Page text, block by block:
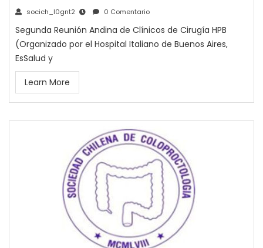
socich_l0gnt2 0 Comentario
Segunda Reunión Andina de Clínicos de Cirugía HPB
(Organizado por el Hospital Italiano de Buenos Aires,
EsSalud y
Learn More